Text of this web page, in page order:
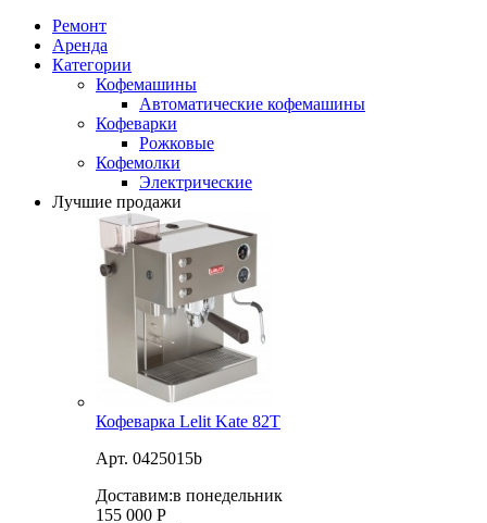
Ремонт
Аренда
Категории
Кофемашины
Автоматические кофемашины
Кофеварки
Рожковые
Кофемолки
Электрические
Лучшие продажи
Кофеварка Lelit Kate 82T
Арт. 0425015b
Доставим:в понедельник
155 000 Р